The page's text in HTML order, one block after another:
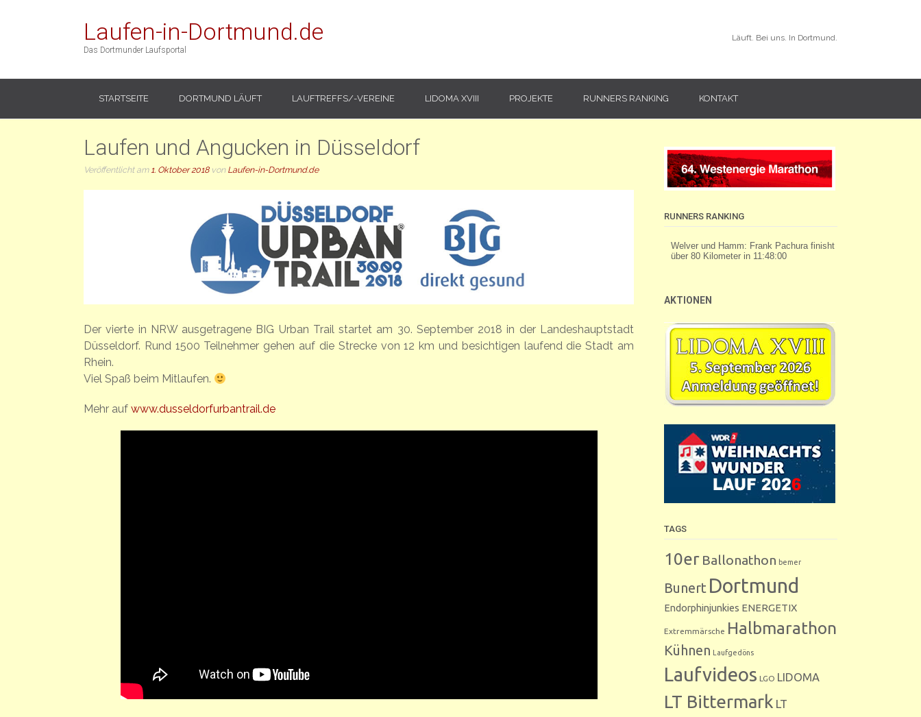
Laufen-in-Dortmund.de
Das Dortmunder Laufsportal
Läuft. Bei uns. In Dortmund.
STARTSEITE DORTMUND LÄUFT LAUFTREFFS/-VEREINE LIDOMA XVIII PROJEKTE RUNNERS RANKING KONTAKT
Laufen und Angucken in Düsseldorf
Veröffentlicht am 1. Oktober 2018von Laufen-in-Dortmund.de
Der vierte in NRW ausgetragene BIG Urban Trail startet am 30. September 2018 in der Landeshauptstadt
Düsseldorf. Rund 1500 Teilnehmer gehen auf die Strecke von 12 km und besichtigen laufend die Stadt am
Rhein.
Viel Spaß beim Mitlaufen.
Mehr auf www.dusseldorfurbantrail.de
RUNNERS RANKING
AKTIONEN
TAGS
10er Ballonathon bemer
Bunert Dortmund
Endorphinjunkies ENERGETIX
Extremmärsche Halbmarathon
Kühnen Laufgedöns
Laufvideos LGO LIDOMA
LT Bittermark LT